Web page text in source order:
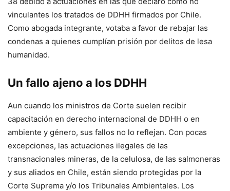
vinculantes los tratados de DDHH firmados por Chile.
Como abogada integrante, votaba a favor de rebajar las
condenas a quienes cumplían prisión por delitos de lesa
humanidad.
Un fallo ajeno a los DDHH
Aun cuando los ministros de Corte suelen recibir
capacitación en derecho internacional de DDHH o en
ambiente y género, sus fallos no lo reflejan. Con pocas
excepciones, las actuaciones ilegales de las
transnacionales mineras, de la celulosa, de las salmoneras
y sus aliados en Chile, están siendo protegidas por la
Corte Suprema y/o los Tribunales Ambientales. Los